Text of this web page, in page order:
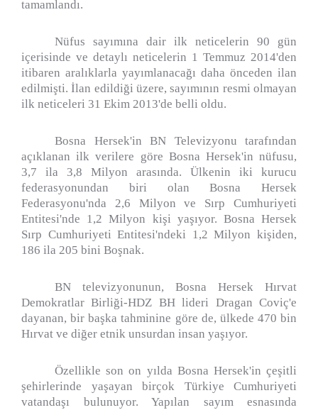
tamamlandı.
Nüfus sayımına dair ilk neticelerin 90 gün
içerisinde ve detaylı neticelerin 1 Temmuz 2014'den
itibaren aralıklarla yayımlanacağı daha önceden ilan
edilmişti. İlan edildiği üzere, sayımının resmi olmayan
ilk neticeleri 31 Ekim 2013'de belli oldu.
Bosna Hersek'in BN Televizyonu tarafından
açıklanan ilk verilere göre Bosna Hersek'in nüfusu,
3,7 ila 3,8 Milyon arasında. Ülkenin iki kurucu
federasyonundan biri olan Bosna Hersek
Federasyonu'nda 2,6 Milyon ve Sırp Cumhuriyeti
Entitesi'nde 1,2 Milyon kişi yaşıyor. Bosna Hersek
Sırp Cumhuriyeti Entitesi'ndeki 1,2 Milyon kişiden,
186 ila 205 bini Boşnak.
BN televizyonunun, Bosna Hersek Hırvat
Demokratlar Birliği-HDZ BH lideri Dragan Coviç'e
dayanan, bir başka tahminine göre de, ülkede 470 bin
Hırvat ve diğer etnik unsurdan insan yaşıyor.
Özellikle son on yılda Bosna Hersek'in çeşitli
şehirlerinde yaşayan birçok Türkiye Cumhuriyeti
vatandaşı bulunuyor. Yapılan sayım esnasında